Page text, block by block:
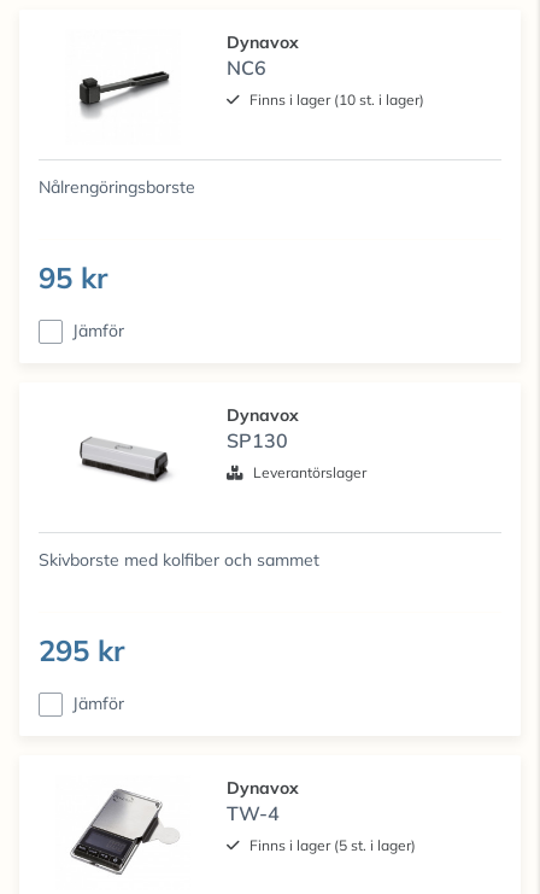
Dynavox
NC6
Finns i lager (10 st. i lager)
Nålrengöringsborste
95 kr
Jämför
Dynavox
SP130
Leverantörslager
Skivborste med kolfiber och sammet
295 kr
Jämför
Dynavox
TW-4
Finns i lager (5 st. i lager)